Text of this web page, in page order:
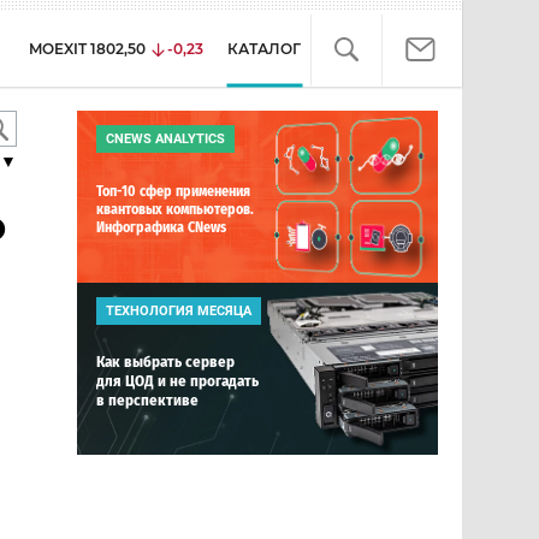
MOEXIT 1802,50 -0,23 КАТАЛОГ
CNEWS ANALYTICS
Топ-10 сфер применения
квантовых компьютеров.
Инфографика CNews
ТЕХНОЛОГИЯ МЕСЯЦА
Как выбрать сервер
для ЦОД и не прогадать
в перспективе